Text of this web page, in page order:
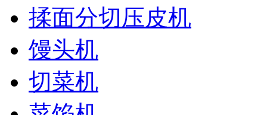
揉面分切压皮机
馒头机
切菜机